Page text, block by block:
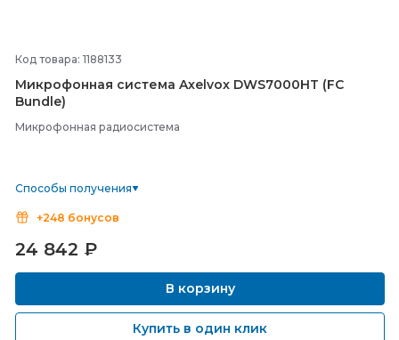
Код товара: 1188133
Микрофонная система Axelvox DWS7000HT (FC
Bundle)
Микрофонная радиосистема
Способы получения
+248 бонусов
24 842 ₽
В корзину
Купить в один клик